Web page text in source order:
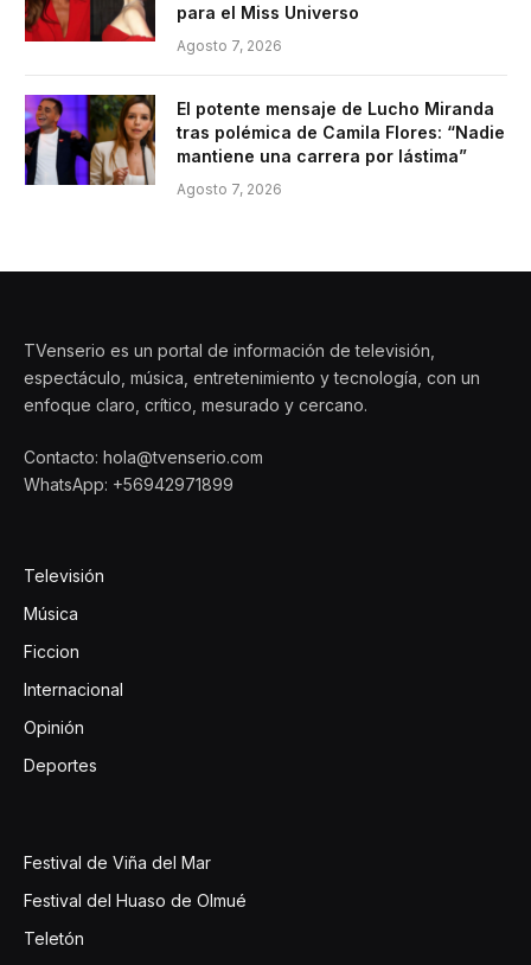
para el Miss Universo
Agosto 7, 2026
El potente mensaje de Lucho Miranda
tras polémica de Camila Flores: “Nadie
mantiene una carrera por lástima”
Agosto 7, 2026
TVenserio es un portal de información de televisión,
espectáculo, música, entretenimiento y tecnología, con un
enfoque claro, crítico, mesurado y cercano.
Contacto: hola@tvenserio.com
WhatsApp: +56942971899
Televisión
Música
Ficcion
Internacional
Opinión
Deportes
Festival de Viña del Mar
Festival del Huaso de Olmué
Teletón